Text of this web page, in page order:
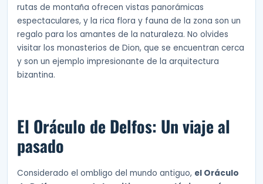
rutas de montaña ofrecen vistas panorámicas
espectaculares, y la rica flora y fauna de la zona son un
regalo para los amantes de la naturaleza. No olvides
visitar los monasterios de Dion, que se encuentran cerca
y son un ejemplo impresionante de la arquitectura
bizantina.
El Oráculo de Delfos: Un viaje al
pasado
Considerado el ombligo del mundo antiguo, el Oráculo